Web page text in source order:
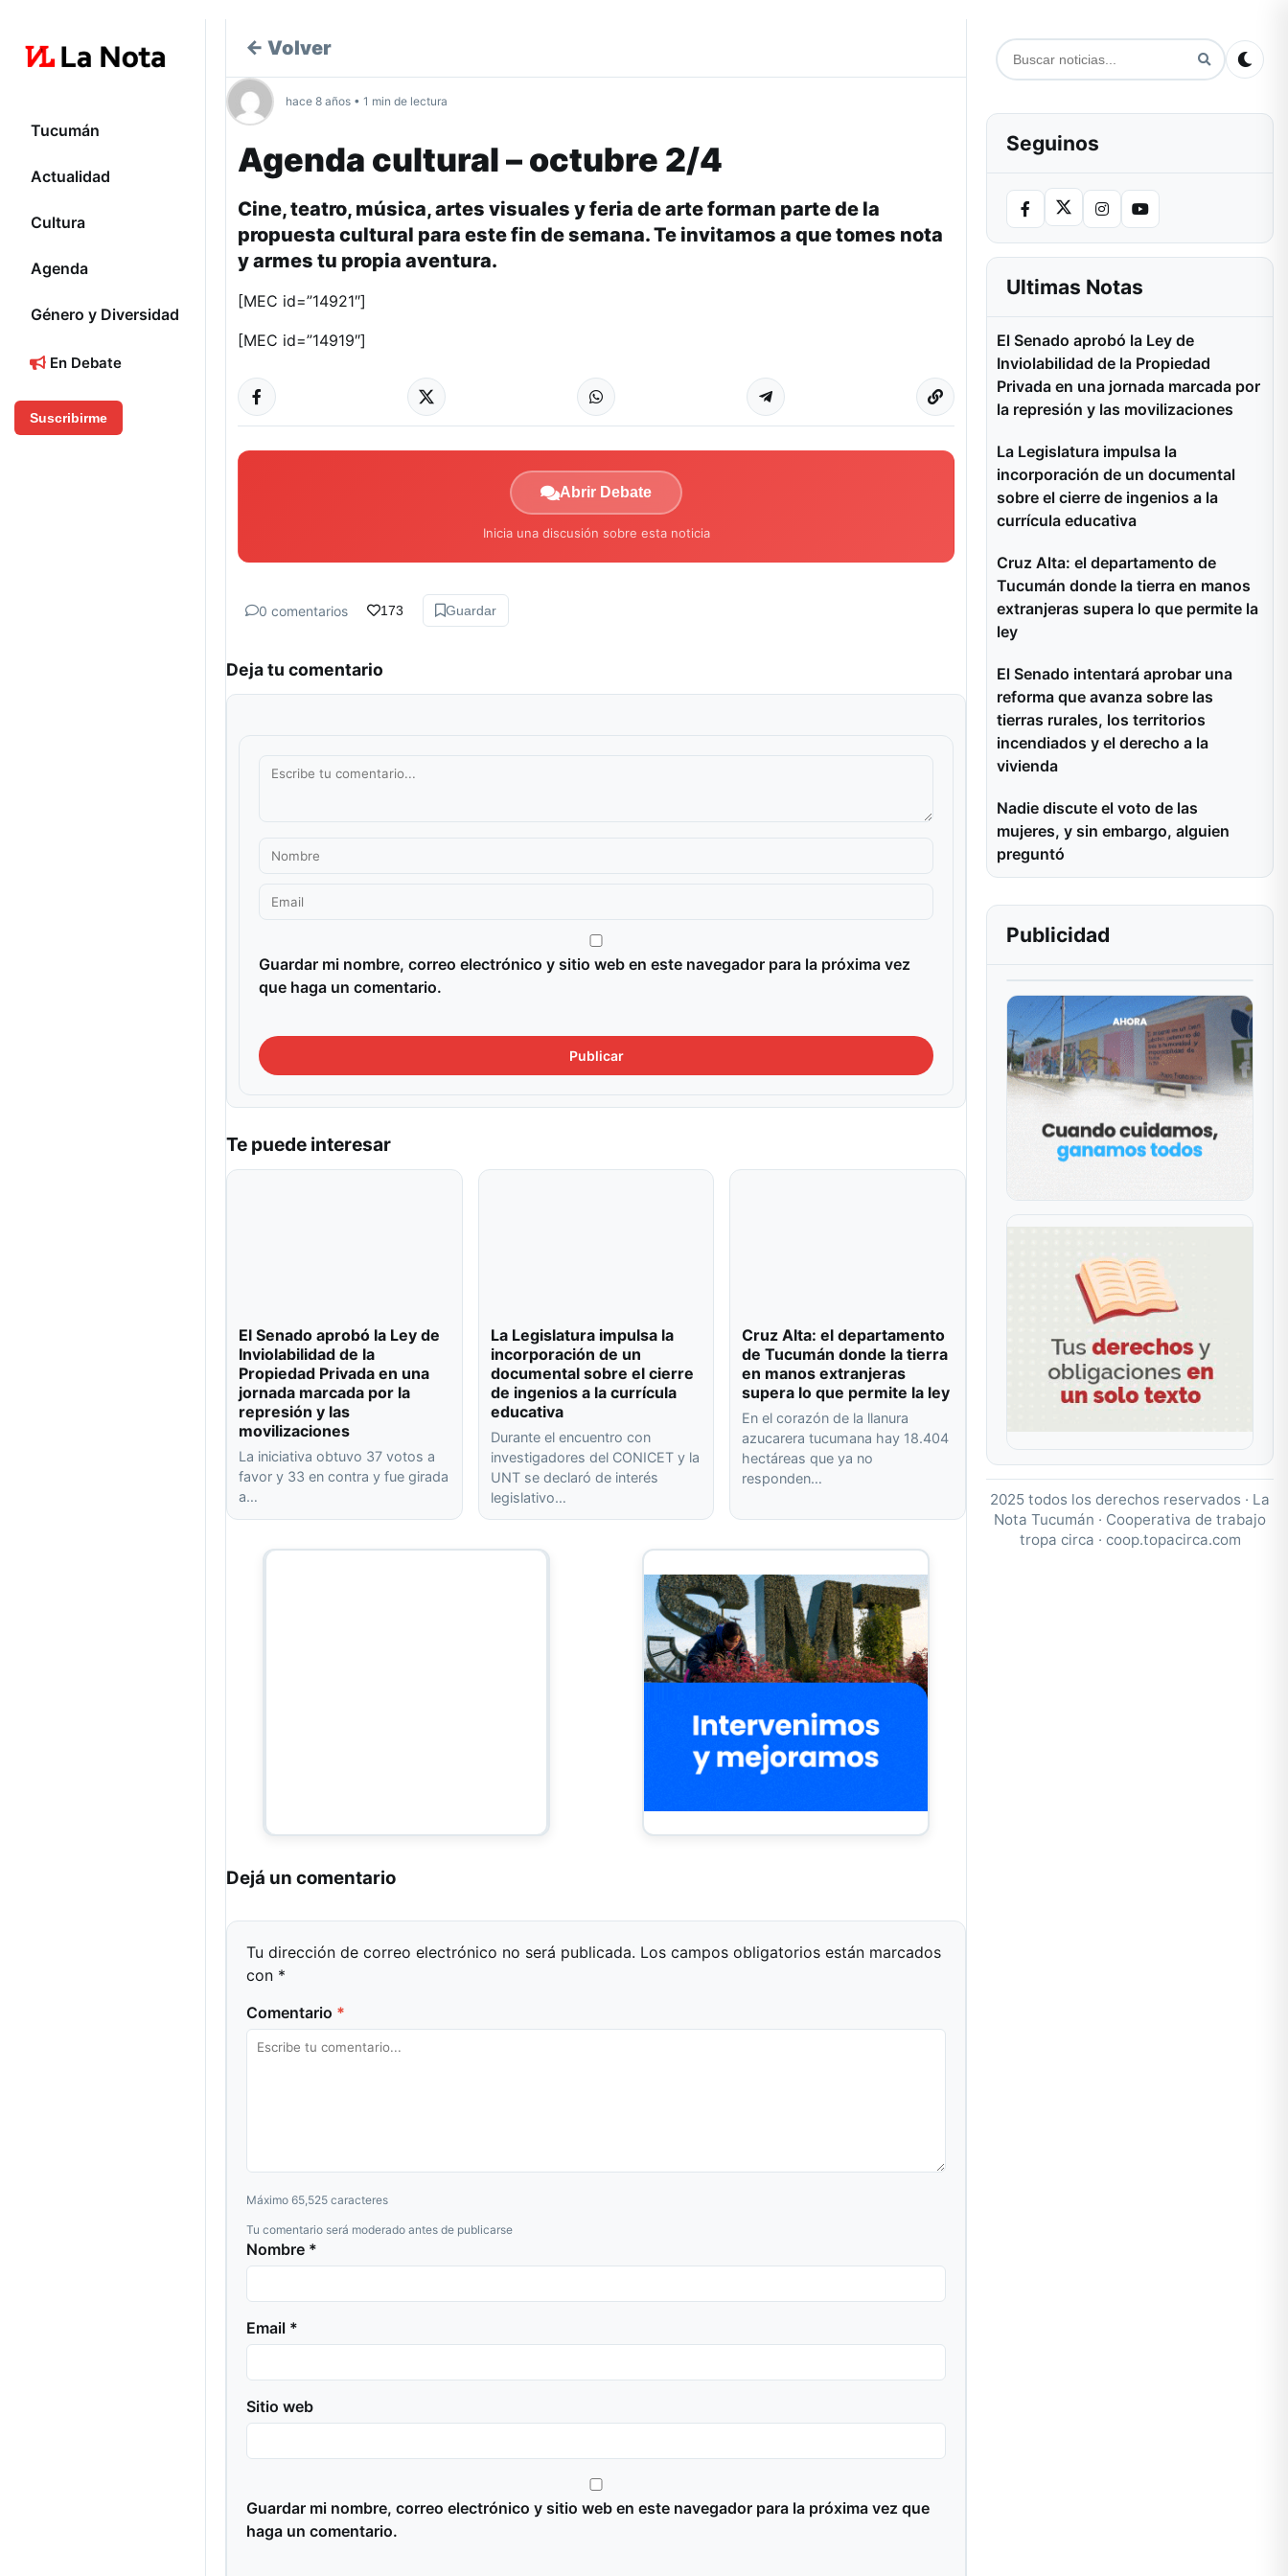
Tucumán
Actualidad
Cultura
Agenda
Género y Diversidad
En Debate
Suscribirme
← Volver
hace 8 años • 1 min de lectura
Agenda cultural – octubre 2/4
Cine, teatro, música, artes visuales y feria de arte forman parte de la
propuesta cultural para este fin de semana. Te invitamos a que tomes nota
y armes tu propia aventura.
[MEC id=”14921″]
[MEC id=”14919″]
Abrir Debate
Inicia una discusión sobre esta noticia
0 comentarios 173 Guardar
Deja tu comentario
Guardar mi nombre, correo electrónico y sitio web en este navegador para la próxima vez
que haga un comentario.
Te puede interesar
El Senado aprobó la Ley de
Inviolabilidad de la
Propiedad Privada en una
jornada marcada por la
represión y las
movilizaciones
La iniciativa obtuvo 37 votos a
favor y 33 en contra y fue girada
a…
La Legislatura impulsa la
incorporación de un
documental sobre el cierre
de ingenios a la currícula
educativa
Durante el encuentro con
investigadores del CONICET y la
UNT se declaró de interés
legislativo…
Cruz Alta: el departamento
de Tucumán donde la tierra
en manos extranjeras
supera lo que permite la ley
En el corazón de la llanura
azucarera tucumana hay 18.404
hectáreas que ya no
responden…
Dejá un comentario
Tu dirección de correo electrónico no será publicada. Los campos obligatorios están marcados
con *
Comentario *
Máximo 65,525 caracteres
Tu comentario será moderado antes de publicarse
Nombre *
Email *
Sitio web
Guardar mi nombre, correo electrónico y sitio web en este navegador para la próxima vez que
haga un comentario.
Seguinos
Ultimas Notas
El Senado aprobó la Ley de
Inviolabilidad de la Propiedad
Privada en una jornada marcada por
la represión y las movilizaciones
La Legislatura impulsa la
incorporación de un documental
sobre el cierre de ingenios a la
currícula educativa
Cruz Alta: el departamento de
Tucumán donde la tierra en manos
extranjeras supera lo que permite la
ley
El Senado intentará aprobar una
reforma que avanza sobre las
tierras rurales, los territorios
incendiados y el derecho a la
vivienda
Nadie discute el voto de las
mujeres, y sin embargo, alguien
preguntó
Publicidad
2025 todos los derechos reservados · La
Nota Tucumán · Cooperativa de trabajo
tropa circa · coop.topacirca.com